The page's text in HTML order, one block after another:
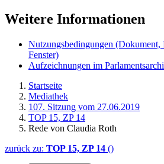
Weitere Informationen
Nutzungsbedingungen (Dokument,
Fenster)
Aufzeichnungen im
Startseite
Mediathek
107. Sitzung vom 27.06.2019
TOP 15, ZP 14
Rede von Claudia Roth
zurück zu: TOP 15, ZP 14 ()